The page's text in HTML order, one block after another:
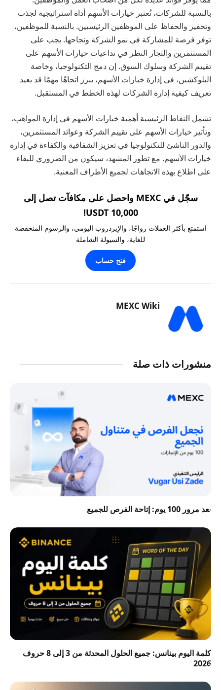
بالنسبة للشركات، تُعتبر خيارات الأسهم أداة استراتيجية لجذب
وتحفيز والحفاظ على الموظفين الرئيسيين. بالنسبة للموظفين،
توفر فرصة للمشاركة في نمو الشركة ونجاحها. يجب على
المستثمرين والتجار النظر في تداعيات خيارات الأسهم على
تقييم الشركة وسلوك السوق. إن دمج التكنولوجيا، وخاصة
البلوكشين، في إدارة خيارات الأسهم، يبرز اتجاهًا مهمًا قد يعيد
تعريف كيفية إدارة الشركات لهذه الخطط في المستقبل.
تشمل النقاط الرئيسية أهمية خيارات الأسهم في إدارة المواهب،
وتأثير خيارات الأسهم على تقييم الشركة وعوائد المستثمرين،
والدور الناشئ للتكنولوجيا في تعزيز الشفافية والكفاءة في إدارة
خيارات الأسهم. مع تطور المشهد، سيكون من الضروري للبقاء
على اطلاع بهذه الاتجاهات لجميع الأطراف المعنية.
سجّل في MEXC واحصل على مكافآت تصل إلى
10,000 USDT!
استمتع بأكثر العملات رواجًا، والإيردروب اليومي، والرسوم المنخفضة
للغاية، والسيولة الشاملة
فتح حساب
MEXC Wiki
منشورات ذات صلة
بعد مرور 100 يوم: إتاحة الفرص للجميع
كلمة اليوم بينانس: جميع الحلول المحدثة من 3 إلى 8 حروف
2026